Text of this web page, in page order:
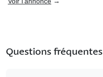
Questions fréquentes